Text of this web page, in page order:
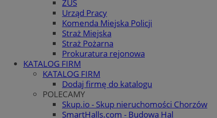
ZUS
Urząd Pracy
Komenda Miejska Policji
Straż Miejska
Straż Pożarna
Prokuratura rejonowa
KATALOG FIRM
KATALOG FIRM
Dodaj firmę do katalogu
POLECAMY
Skup.io - Skup nieruchomości Chorzów
SmartHalls.com - Budowa Hal